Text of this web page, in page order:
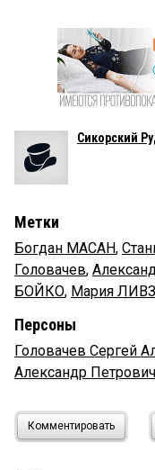
Сикорский
Метки
Богдан МАСАН,
Головачев,
БОЙКО, Мария
Персоны
Головачев Сергей
Александр Петрович
Комментировать